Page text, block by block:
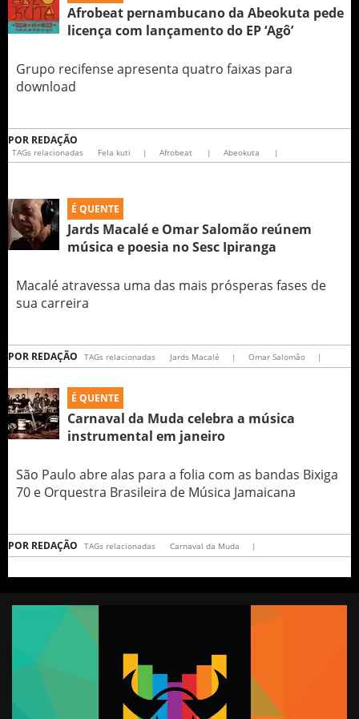
Afrobeat pernambucano da Abeokuta pede
licença com lançamento do EP ‘Agô’
Grupo recifense apresenta quatro faixas para
download
POR REDAÇÃO
TAGs relacionadas Fela kuti | Afrobeat | Abeokuta |
É QUENTE
Jards Macalé e Omar Salomão reúnem
música e poesia no Sesc Ipiranga
Macalé atravessa uma das mais prósperas fases de
sua carreira
POR REDAÇÃO TAGs relacionadas Jards Macalé | Omar Salomão |
É QUENTE
Carnaval da Muda celebra a música
instrumental em janeiro
São Paulo abre alas para a folia com as bandas Bixiga
70 e Orquestra Brasileira de Música Jamaicana
POR REDAÇÃO TAGs relacionadas Carnaval da Muda |